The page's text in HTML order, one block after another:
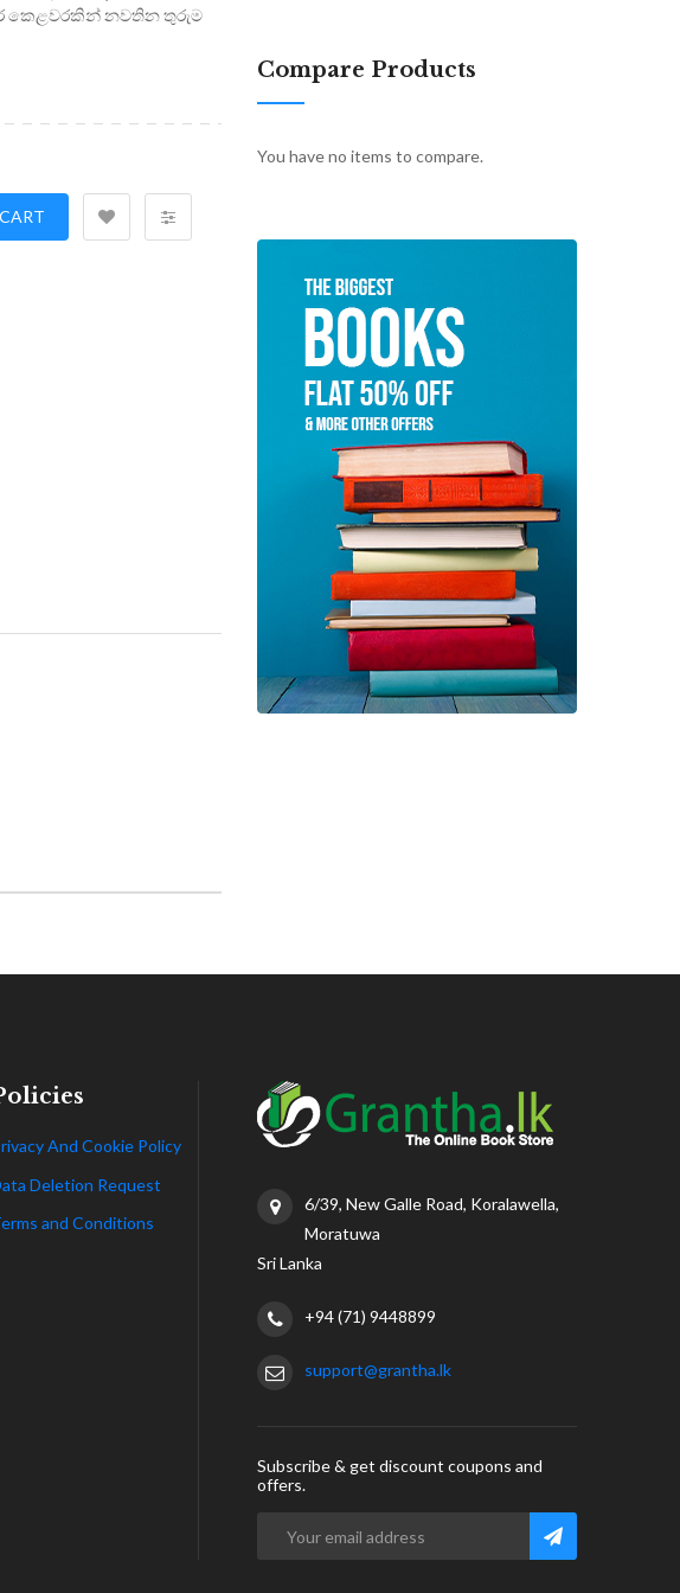
කෙළවරකින් නවතින තුරුම
Compare Products
You have no items to compare.
And Cookie Policy
Deletion Request
and Conditions
6/39, New Galle Road, Koralawella,
Moratuwa
Sri Lanka
+94 (71) 9448899
support@grantha.lk
Subscribe & get discount coupons and
offers.